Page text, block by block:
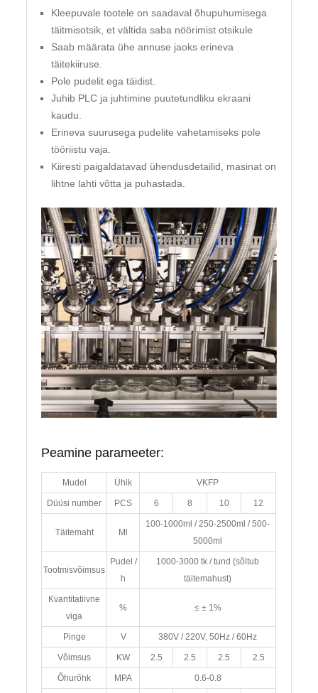
Kleepuvale tootele on saadaval õhupuhumisega
täitmisotsik, et vältida saba nöörimist otsikule
Saab määrata ühe annuse jaoks erineva
täitekiiruse.
Pole pudelit ega täidist.
Juhib PLC ja juhtimine puutetundliku ekraani
kaudu.
Erineva suurusega pudelite vahetamiseks pole
tööriistu vaja.
Kiiresti paigaldatavad ühendusdetailid, masinat on
lihtne lahti võtta ja puhastada.
Peamine parameeter:
Mudel Ühik VKFP
Düüsi number PCS 6 8 10 12
Täitemaht Ml
100-1000ml / 250-2500ml / 500-
5000ml
Tootmisvõimsus
Pudel /
h
1000-3000 tk / tund (sõltub
täitemahust)
Kvantitatiivne
viga
% ≤ ± 1%
Pinge V 380V / 220V, 50Hz / 60Hz
Võimsus KW 2.5 2.5 2.5 2.5
Õhurõhk MPA 0.6-0.8